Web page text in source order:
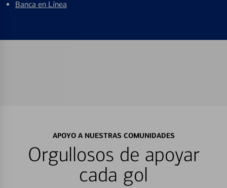
Banca en Línea
APOYO A NUESTRAS COMUNIDADES
Orgullosos de apoyar
cada gol